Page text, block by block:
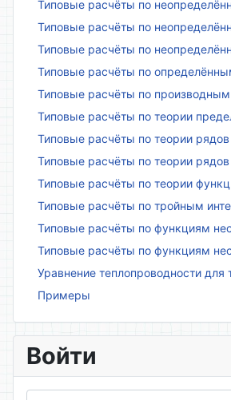
Типовые расчёты по
Типовые расчёты по
Типовые расчёты по
Типовые расчёты по
Типовые расчёты по производным
Типовые расчёты по теории
Типовые расчёты по теории рядов
Типовые расчёты по теории
Типовые расчёты по теории
Типовые расчёты по тройным
Типовые расчёты по функциям
Типовые расчёты по функциям
Уравнение теплопроводности для
Примеры
Войти